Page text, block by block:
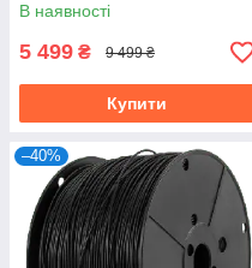
В наявності
5 499 ₴ 9 499 ₴
Купити
–40%